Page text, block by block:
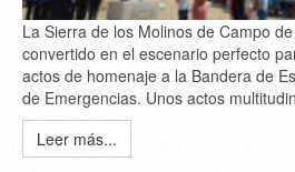
La Sierra de los Molinos de Campo
convertido en el escenario perfecto
actos de homenaje a la Bandera de
de Emergencias. Unos actos
Leer más...